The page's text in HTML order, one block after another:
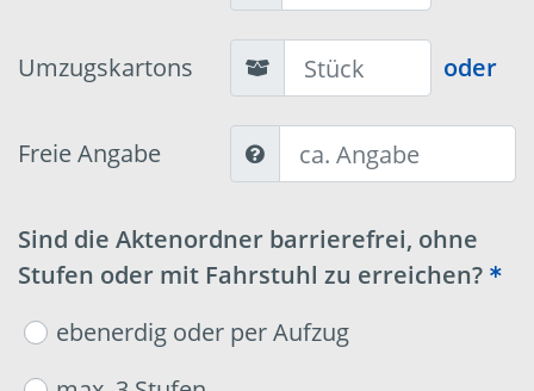
Umzugskartons oder
Freie Angabe
Sind die Aktenordner barrierefrei, ohne
Stufen oder mit Fahrstuhl zu erreichen?
ebenerdig oder per Aufzug